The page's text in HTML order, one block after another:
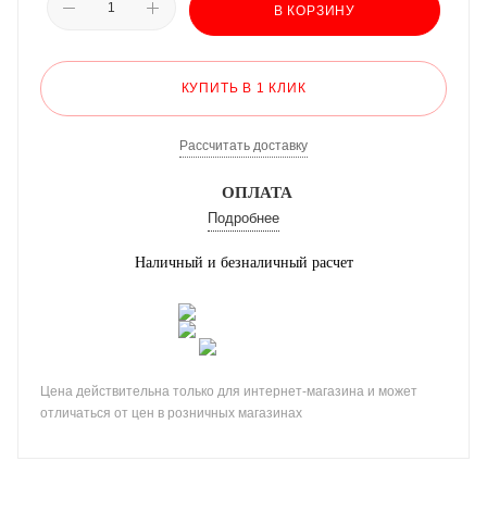
В КОРЗИНУ
КУПИТЬ В 1 КЛИК
Рассчитать доставку
ОПЛАТА
Подробнее
Наличный и безналичный расчет
Цена действительна только для интернет-магазина и может
отличаться от цен в розничных магазинах